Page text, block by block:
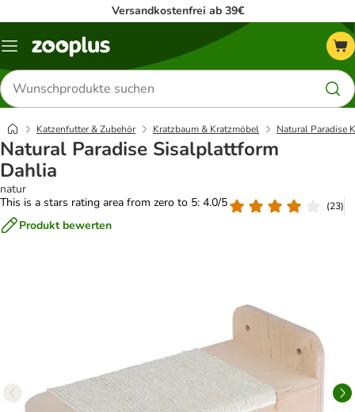
Versandkostenfrei ab 39€
Menü
Produkte
suchen
Katzenfutter & Zubehör Kratzbaum & Kratzmöbel Natural Paradise
Natural Paradise Sisalplattform
Dahlia
natur
This is a stars rating area from zero to 5: 4.0/5
(23)
Produkt bewerten